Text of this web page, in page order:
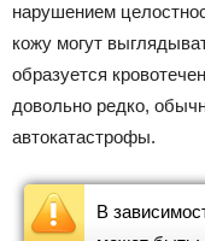
нарушением
кожу могут
образуется
довольно редко,
автокатастрофы.
В